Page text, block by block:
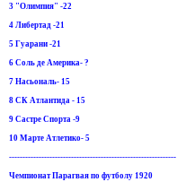
3 "Олимпия" -22
4 Либертад -21
5 Гуарани -21
6 Соль де Америка- ?
7 Насьональ- 15
8 СК Атлантида - 15
9 Састре Спорта -9
10 Maрте Атлетико- 5
--------------------------------------------------------------
Чемпионат Парагвая по футболу 1920